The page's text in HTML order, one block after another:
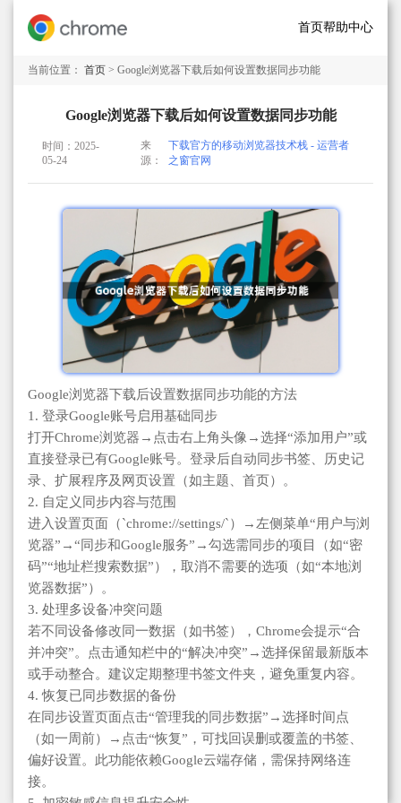
首页帮助中心
当前位置： 首页 > Google浏览器下载后如何设置数据同步功能
Google浏览器下载后如何设置数据同步功能
时间：2025-
05-24
来
源：
下载官方的移动浏览器技术栈 - 运营者
之窗官网
Google浏览器下载后设置数据同步功能的方法
1. 登录Google账号启用基础同步
打开Chrome浏览器→点击右上角头像→选择“添加用户”或
直接登录已有Google账号。登录后自动同步书签、历史记
录、扩展程序及网页设置（如主题、首页）。
2. 自定义同步内容与范围
进入设置页面（`chrome://settings/`）→左侧菜单“用户与浏
览器”→“同步和Google服务”→勾选需同步的项目（如“密
码”“地址栏搜索数据”），取消不需要的选项（如“本地浏
览器数据”）。
3. 处理多设备冲突问题
若不同设备修改同一数据（如书签），Chrome会提示“合
并冲突”。点击通知栏中的“解决冲突”→选择保留最新版本
或手动整合。建议定期整理书签文件夹，避免重复内容。
4. 恢复已同步数据的备份
在同步设置页面点击“管理我的同步数据”→选择时间点
（如一周前）→点击“恢复”，可找回误删或覆盖的书签、
偏好设置。此功能依赖Google云端存储，需保持网络连
接。